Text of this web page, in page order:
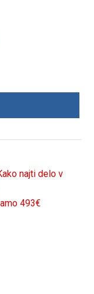
najti delo v
493€